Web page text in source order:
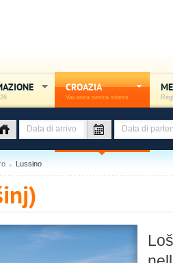
CROAZIA
Vacanza senza stress
Lussino